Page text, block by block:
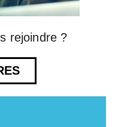
rejoindre ?